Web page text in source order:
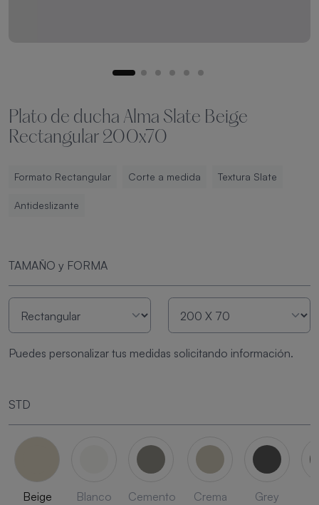
Plato de ducha Alma Slate Beige
Rectangular 200x70
Formato Rectangular Corte a medida Textura Slate
Antideslizante
TAMAÑO y FORMA
Puedes personalizar tus medidas solicitando información.
STD
Beige Blanco Cemento Crema Grey